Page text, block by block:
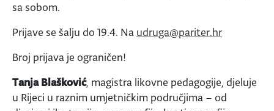
sa sobom.
Prijave se šalju do 19.4. Na udruga@pariter.hr
Broj prijava je ograničen!
Tanja Blašković, magistra likovne pedagogije, djeluje
u Rijeci u raznim umjetničkim područjima – od